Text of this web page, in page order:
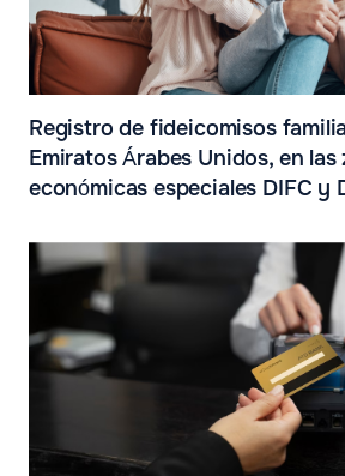
Registro de fideicomisos
Emiratos Árabes Unidos, en las
económicas especiales DIFC y